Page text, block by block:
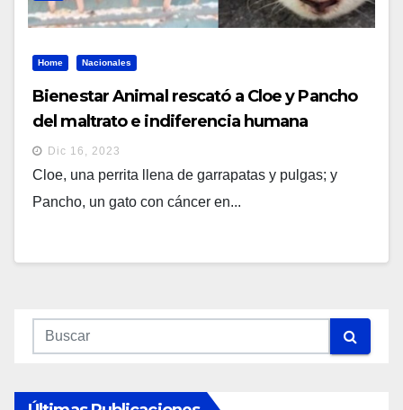
Home Nacionales
Bienestar Animal rescató a Cloe y Pancho
del maltrato e indiferencia humana
Dic 16, 2023
Cloe, una perrita llena de garrapatas y pulgas; y
Pancho, un gato con cáncer en...